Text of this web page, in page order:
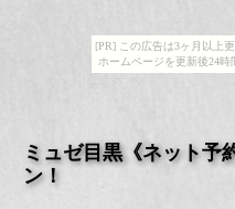
[PR] この広告は3ヶ月以上
ホームページを更新後24時
ミュゼ目黒《ネット予
ン！